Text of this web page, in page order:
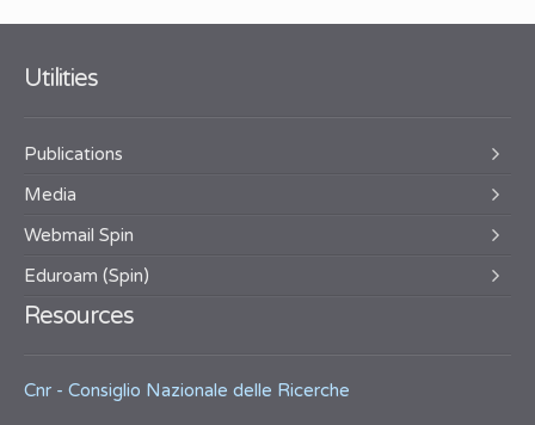
Utilities
Publications
Media
Webmail Spin
Eduroam (Spin)
Resources
Cnr - Consiglio Nazionale delle Ricerche